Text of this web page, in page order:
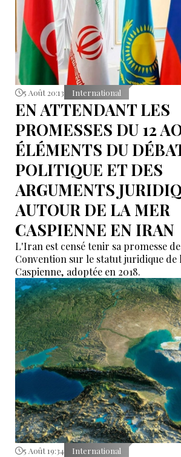
5 Août 20:13 International
EN ATTENDANT LES
PROMESSES DU 12
ÉLÉMENTS DU
POLITIQUE ET DES
ARGUMENTS
AUTOUR DE LA MER
CASPIENNE EN IRAN
L'Iran est censé tenir sa promesse
Convention sur le statut juridique de
Caspienne, adoptée en 2018.
5 Août 19:34 International